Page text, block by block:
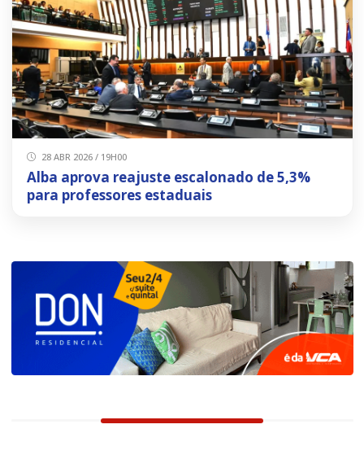
28 ABR 2026 / 19H00
Alba aprova reajuste escalonado de 5,3%
para professores estaduais